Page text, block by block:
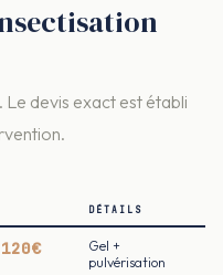
Le devis exact est établi
DÉTAILS
Gel +
pulvérisation